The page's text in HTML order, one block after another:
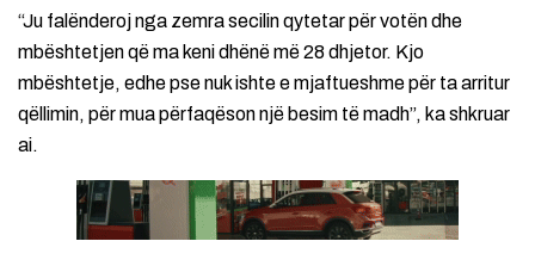
“Ju falënderoj nga zemra secilin qytetar për votën dhe
mbështetjen që ma keni dhënë më 28 dhjetor. Kjo
mbështetje, edhe pse nuk ishte e mjaftueshme për ta arritur
qëllimin, për mua përfaqëson një besim të madh”, ka shkruar
ai.